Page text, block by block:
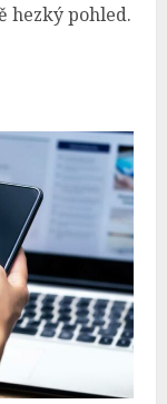
hezký pohled.